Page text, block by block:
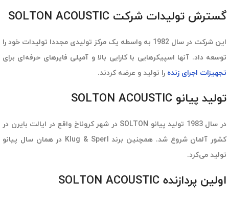
گسترش تولیدات شرکت SOLTON ACOUSTIC
این شرکت در سال 1982 به واسطه یک مرکز تولیدی مجددا تولیدات خود را
توسعه داد. آنها اسپیکرهایی با کارایی بالا و آمپلی فایرهای حرفه‌ای برای
تجهیزات اجرای زنده را تولید و عرضه کردند.‌
تولید پیانو SOLTON ACOUSTIC
در سال 1983 تولید پیانو SOLTON در شهر کروناخ واقع در ایالت بایرن در
کشور آلمان شروع شد. همچنین برند Klug & Sperl در همان سال پیانو
تولید می‌کرد.
اولین پردازنده SOLTON ACOUSTIC